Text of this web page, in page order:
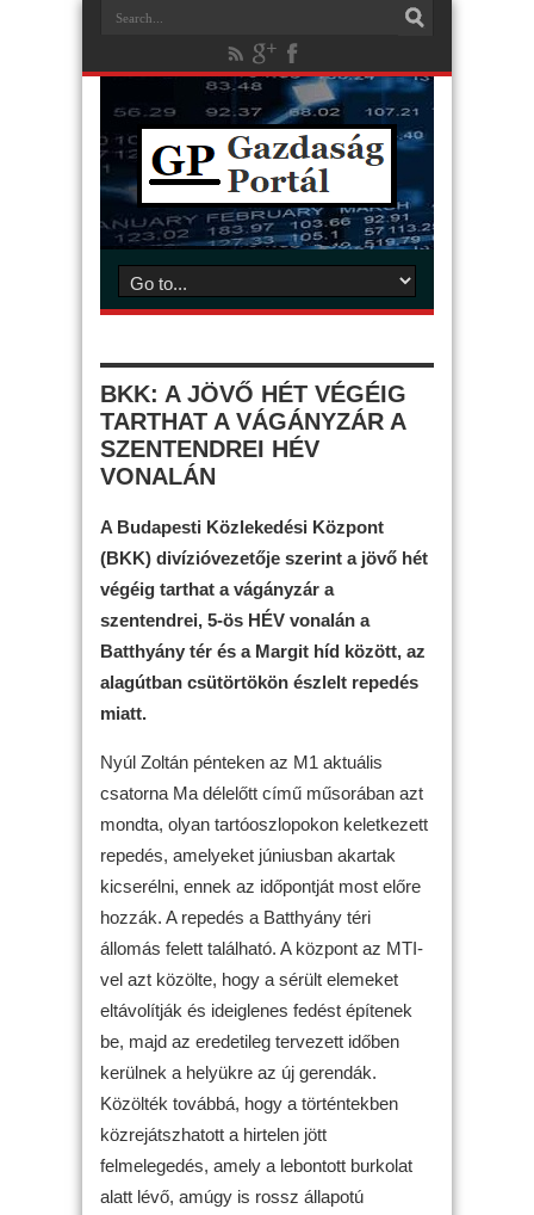
BKK: A JÖVŐ HÉT VÉGÉIG
TARTHAT A VÁGÁNYZÁR A
SZENTENDREI HÉV
VONALÁN
A Budapesti Közlekedési Központ
(BKK) divízióvezetője szerint a jövő hét
végéig tarthat a vágányzár a
szentendrei, 5-ös HÉV vonalán a
Batthyány tér és a Margit híd között, az
alagútban csütörtökön észlelt repedés
miatt.
Nyúl Zoltán pénteken az M1 aktuális
csatorna Ma délelőtt című műsorában azt
mondta, olyan tartóoszlopokon keletkezett
repedés, amelyeket júniusban akartak
kicserélni, ennek az időpontját most előre
hozzák. A repedés a Batthyány téri
állomás felett található. A központ az MTI-
vel azt közölte, hogy a sérült elemeket
eltávolítják és ideiglenes fedést építenek
be, majd az eredetileg tervezett időben
kerülnek a helyükre az új gerendák.
Közölték továbbá, hogy a történtekben
közrejátszhatott a hirtelen jött
felmelegedés, amely a lebontott burkolat
alatt lévő, amúgy is rossz állapotú